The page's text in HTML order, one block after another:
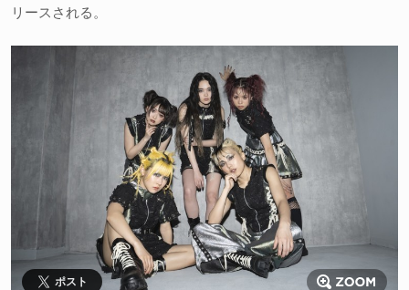
リースされる。
ポスト